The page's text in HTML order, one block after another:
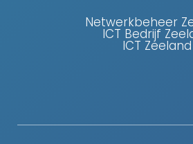
ICT Zeeland
ICT Bedrijf
Netwerkbeheer